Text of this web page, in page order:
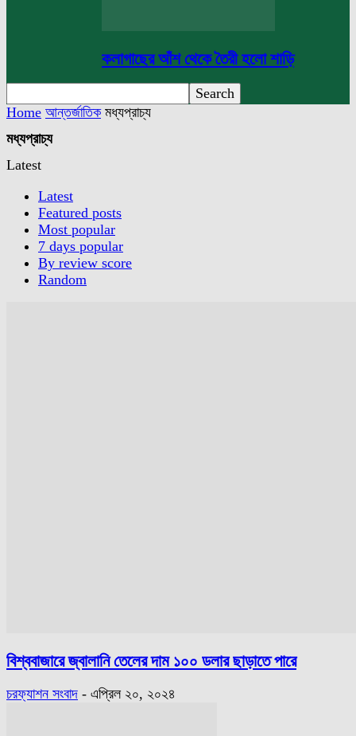
কলাগাছের আঁশ থেকে তৈরী হলো শাড়ি
Home আন্তর্জাতিক মধ্যপ্রাচ্য
মধ্যপ্রাচ্য
Latest
Latest
Featured posts
Most popular
7 days popular
By review score
Random
বিশ্ববাজারে জ্বালানি তেলের দাম ১০০ ডলার ছাড়াতে পারে
চরফ্যাশন সংবাদ - এপ্রিল ২০, ২০২৪